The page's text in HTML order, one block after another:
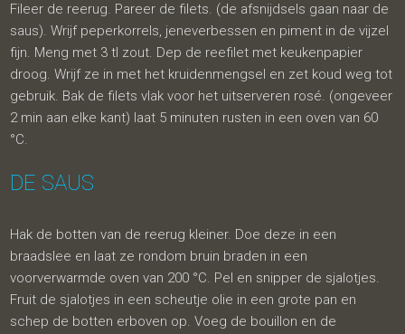
Fileer de reerug. Pareer de filets. (de afsnijdsels gaan naar de
saus). Wrijf peperkorrels, jeneverbessen en piment in de vijzel
fijn. Meng met 3 tl zout. Dep de reefilet met keukenpapier
droog. Wrijf ze in met het kruidenmengsel en zet koud weg tot
gebruik. Bak de filets vlak voor het uitserveren rosé. (ongeveer
2 min aan elke kant) laat 5 minuten rusten in een oven van 60
°C.
DE SAUS
Hak de botten van de reerug kleiner. Doe deze in een
braadslee en laat ze rondom bruin braden in een
voorverwarmde oven van 200 °C. Pel en snipper de sjalotjes.
Fruit de sjalotjes in een scheutje olie in een grote pan en
schep de botten erboven op. Voeg de bouillon en de